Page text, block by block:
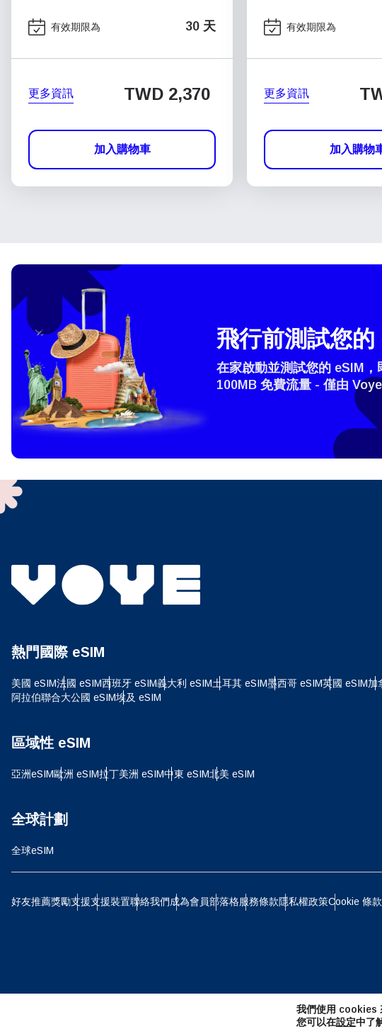
有效期限為 30 天
更多資訊 TWD 2,370
加入購物車
有效期限為
更多資訊
加入購物
How do I get
To get your
technology. Then,
or enter in your
飛行前測試您的
在家啟動並測試您的 eSIM，
100MB 免費流量 - 僅由
熱門國際 eSIM
美國 eSIM法國 eSIM西班牙 eSIM義大利 eSIM土耳其 eSIM墨西哥 eSIM英國 eSIM加
阿拉伯聯合大公國 eSIM埃及 eSIM
區域性 eSIM
亞洲eSIM歐洲 eSIM拉丁美洲 eSIM中東 eSIM北美 eSIM
全球計劃
全球eSIM
好友推薦獎勵支援支援裝置聯絡我們成為會員部落格服務條款隱私權政策Cookie 條款
English
Polski
简体中文
CHF - 瑞士法郎
繼
我們使用 cookies
您可以在設定中了